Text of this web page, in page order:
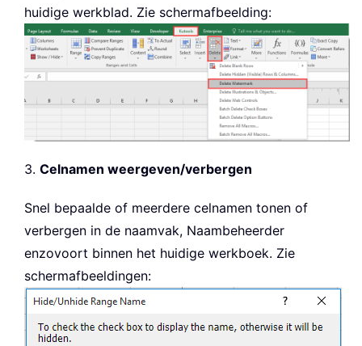
huidige werkblad. Zie schermafbeelding:
3. Celnamen weergeven/verbergen
Snel bepaalde of meerdere celnamen tonen of
verbergen in de naamvak, Naambeheerder
enzovoort binnen het huidige werkboek. Zie
schermafbeeldingen: